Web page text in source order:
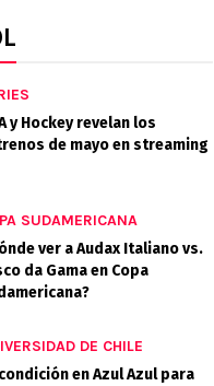
y Hockey revelan los
de mayo en streaming
SUDAMERICANA
ver a Audax Italiano vs.
da Gama en Copa
DE CHILE
en Azul Azul para